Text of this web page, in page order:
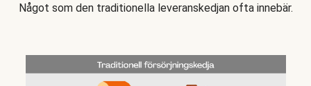
Något som den traditionella leveranskedjan ofta innebär.